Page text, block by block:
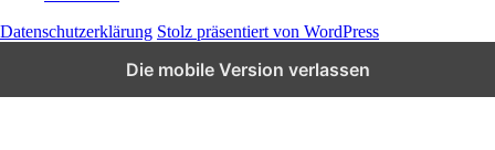
Datenschutzerklärung Stolz präsentiert von WordPress
Die mobile Version verlassen
Vorheriges